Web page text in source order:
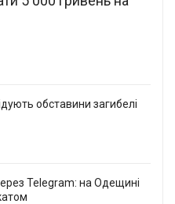
обставини загибелі
Telegram: на Одещині